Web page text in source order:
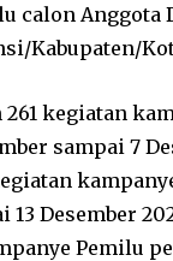
calon Anggota
Kabupaten/
kegiatan
sampai 7
13 Desember
Pemilu